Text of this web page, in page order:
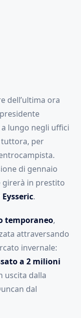
dell’ultima ora
lungo negli uffici
tuttora, per
di gennaio
girerà in prestito
.
temporaneo,
attraversando
invernale:
a 2 milioni
uscita dalla
dal